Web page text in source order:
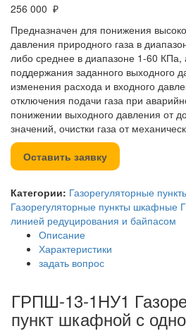
256 000 ₽
Предназначен для понижения
давления природного газа в
либо среднее в диапазоне 1-60 КПа,
поддержания заданного выходного
изменения расхода и входного
отключения подачи газа при
понижении выходного давления от
значений, очистки газа от
Оставить заявку
Категории: Газорегуляторные
Газорегуляторные пункты шкафные
линией редуцирования и байпасом
Описание
Характеристики
задать вопрос
ГРПШ-13-1НУ1
пункт шкафной с